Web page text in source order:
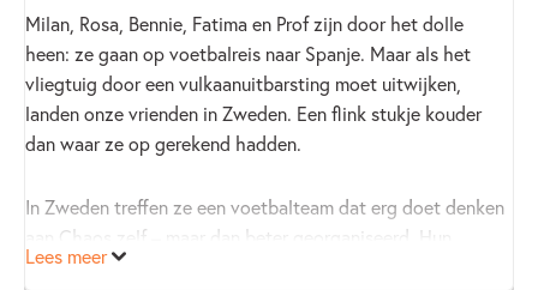
Milan, Rosa, Bennie, Fatima en Prof zijn door het dolle
heen: ze gaan op voetbalreis naar Spanje. Maar als het
vliegtuig door een vulkaanuitbarsting moet uitwijken,
landen onze vrienden in Zweden. Een flink stukje kouder
dan waar ze op gerekend hadden.
In Zweden treffen ze een voetbalteam dat erg doet denken
aan Chaos zelf – maar dan beter georganiseerd. Hun
clubhuis ismade by IKEA
Lees meer